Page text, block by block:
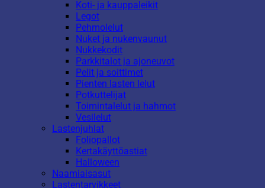
Koti- ja kauppaleikit
Legot
Pehmolelut
Nuket ja nukenvaunut
Nukkekodit
Parkkitalot ja ajoneuvot
Pelit ja soittimet
Pienten lasten lelut
Potkuttelijat
Toimintalelut ja hahmot
Vesilelut
Lastenjuhlat
Foliopallot
Kertakäyttöastiat
Halloween
Naamiaisasut
Lastentarvikkeet